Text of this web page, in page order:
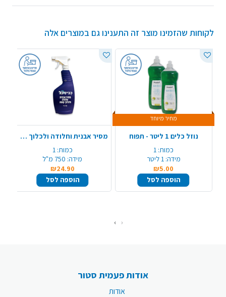
לקוחות שהזמינו מוצר זה התענינו גם במוצרים אלה
מחיר מיוחד
נוזל כלים 1 ליטר - תפוח
כמות: 1
מידה: 1 ליטר
₪5.00
הוספה לסל
מסיר אבנית וחלודה ולכלוך קשה כביסכל
כמות: 1
מידה: 750 מ"ל
₪24.90
הוספה לסל
‹
›
אודות פעמית סטור
אודות